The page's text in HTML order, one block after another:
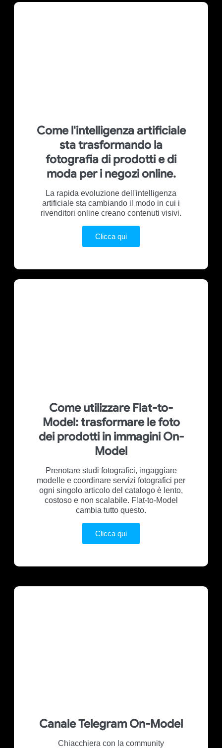
Come l'intelligenza artificiale
sta trasformando la
fotografia di prodotti e di
moda per i negozi online.
La rapida evoluzione dell'intelligenza
artificiale sta cambiando il modo in cui i
rivenditori online creano contenuti visivi.
Clicca qui
Come utilizzare Flat-to-
Model: trasformare le foto
dei prodotti in immagini On-
Model
Prenotare studi fotografici, ingaggiare
modelle e coordinare servizi fotografici per
ogni singolo articolo del catalogo è lento,
costoso e non scalabile. Flat-to-Model
cambia tutto questo.
Clicca qui
Canale Telegram On-Model
Chiacchiera con la community